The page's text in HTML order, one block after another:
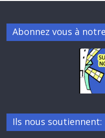
Abonnez vous à
Ils nous soutiennent: